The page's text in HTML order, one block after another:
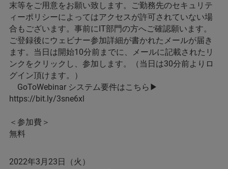
末等をご用意をお願い致します。ご勤務先のセキュリテ
ィーポリシーによってはアクセスが許可されていない場
合もございます。事前にIT部門の方へご確認願います。
ご登録後にウェビナー参加詳細が書かれたメールが届き
ます。当日は開始10分前までに、メールに記載されたリ
ンクをクリックし、参加します。（当日は30分前よりロ
グイン頂けます。）
GoToWebinar システム要件はこちら▶
https://bit.ly/3sne6xl
＜参加費＞
無料
2022年3月23日（火）